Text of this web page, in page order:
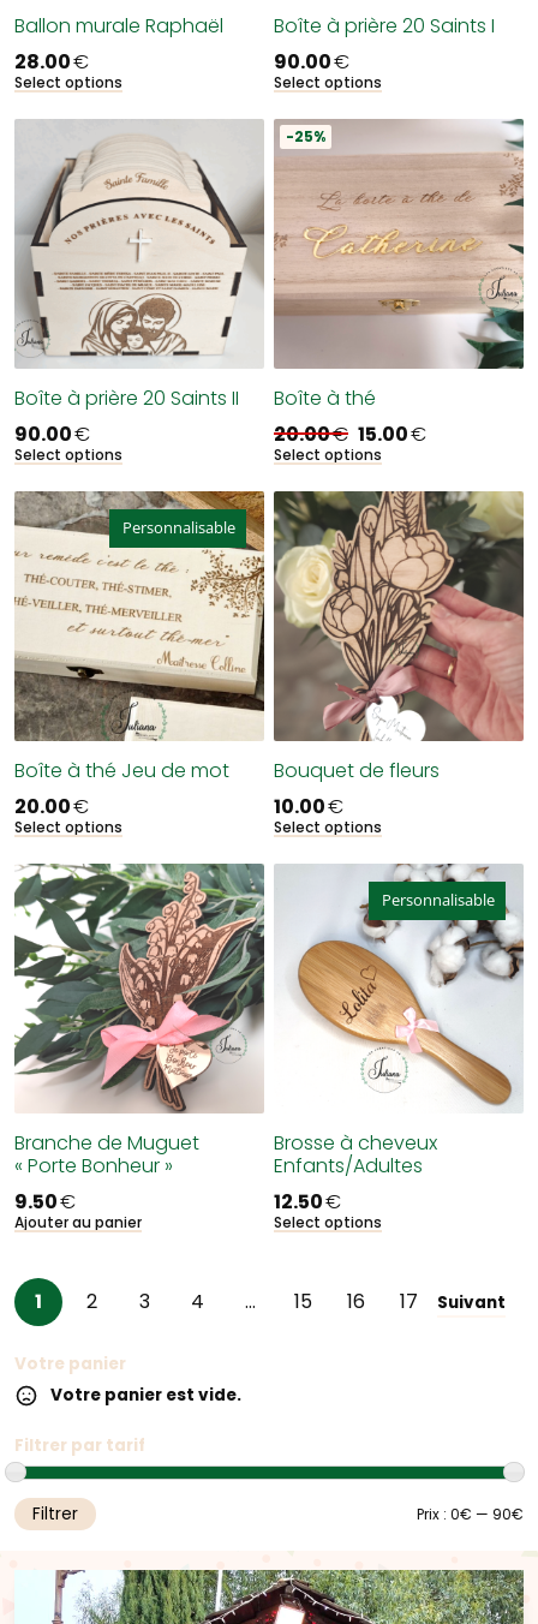
Ballon murale Raphaël
28.00€
Select options
Boîte à prière 20 Saints I
90.00€
Select options
Boîte à prière 20 Saints II
90.00€
Select options
-25%
Boîte à thé
20.00€ Le
prix
initial
20.00€.
15.00€Le
15.00€.
Select options
Personnalisable
Boîte à thé Jeu de mot
20.00€
Select options
Bouquet de fleurs
10.00€
Select options
Branche de Muguet
« Porte Bonheur »
9.50€
Ajouter au panier
Personnalisable
Brosse à cheveux
Enfants/Adultes
12.50€
Select options
1 2 3 4 … 15 16 17 Suivant
Votre panier
Votre panier est vide.
Filtrer par tarif
Filtrer Prix : 0€ — 90€